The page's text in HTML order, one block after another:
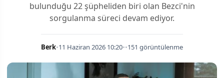
bulunduğu 22 şüpheliden biri olan Bezci'nin
sorgulanma süreci devam ediyor.
Berk•11 Haziran 2026 10:20••151 görüntülenme